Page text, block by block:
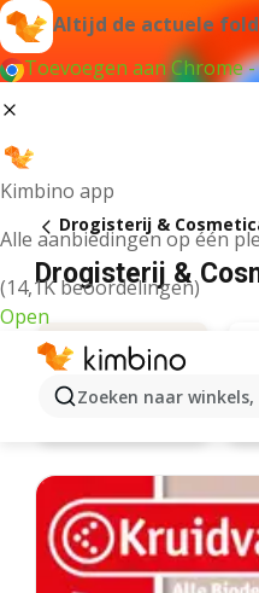
Altijd de actuele
Toevoegen aan Chrome -
Kimbino app
Alle aanbiedingen op één
(14,1K beoordelingen)
Open
Zoeken naar
Drogisterij &
Drogisterij &